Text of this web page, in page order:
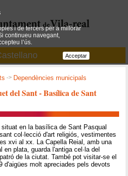
-> Dependències municipals
del Sant - Basílica de Sant
en la basílica de Sant Pasqual
col·lecció d'art religiós, vestimentes
xvi al xx. La Capella Reial, amb una
plata, guarda l'antiga cel·la del
de la ciutat. També pot visitar-se el
d'aigües molt apreciades pels devots
i de tercers per a millorar
continueu navegant,
l’ús.
Acceptar